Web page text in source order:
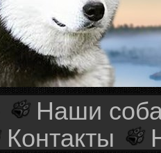
Наши
Контакты